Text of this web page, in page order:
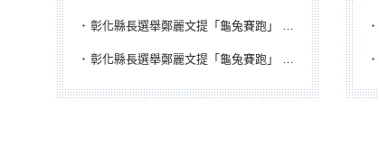
彰化縣長選舉鄭麗文提「龜兔賽跑」 綠營、無黨籍忙否認是烏龜
彰化縣長選舉鄭麗文提「龜兔賽跑」 綠營、無黨籍忙否認是烏龜